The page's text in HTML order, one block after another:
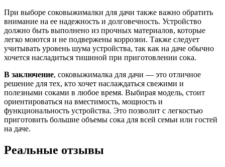
При выборе соковыжималки для дачи также важно обратить
внимание на ее надежность и долговечность. Устройство
должно быть выполнено из прочных материалов, которые
легко моются и не подвержены коррозии. Также следует
учитывать уровень шума устройства, так как на даче обычно
хочется насладиться тишиной при приготовлении сока.
В заключение, соковыжималка для дачи — это отличное
решение для тех, кто хочет наслаждаться свежими и
полезными соками в любое время. Выбирая модель, стоит
ориентироваться на вместимость, мощность и
функциональность устройства. Это позволит с легкостью
приготовить большие объемы сока для всей семьи или гостей
на даче.
Реальные отзывы